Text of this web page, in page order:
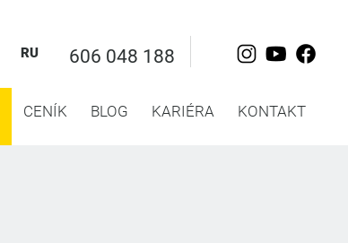
606 048 188
RU
CENÍK BLOG KARIÉRA KONTAKT